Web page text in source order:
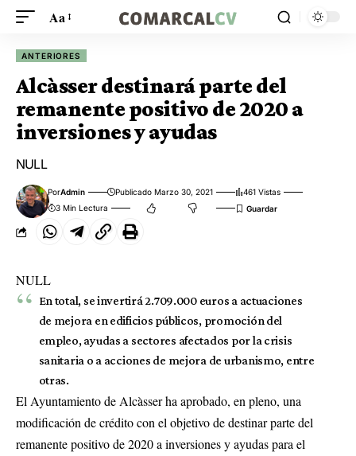
Aa
ANTERIORES
Alcàsser destinará parte del
remanente positivo de 2020 a
inversiones y ayudas
NULL
PorAdmin Publicado Marzo 30, 2021
461 Vistas
3 Min Lectura
NULL
En total, se invertirá 2.709.000 euros a actuaciones
de mejora en edificios públicos, promoción del
empleo, ayudas a sectores afectados por la crisis
sanitaria o a acciones de mejora de urbanismo, entre
otras.
El Ayuntamiento de Alcàsser ha aprobado, en pleno, una
modificación de crédito con el objetivo de destinar parte del
remanente positivo de 2020 a inversiones y ayudas para el